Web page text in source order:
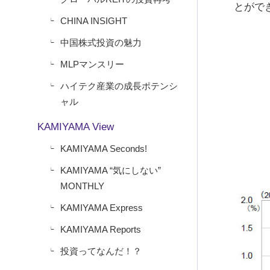
CHINA INSIGHT
中国株式投資の魅力
MLPマンスリー
ハイテク産業の成長ポテンシ
ャル
KAMIYAMA View
KAMIYAMA Seconds!
KAMIYAMA “気にしない”
MONTHLY
KAMIYAMA Express
KAMIYAMA Reports
投資ってなんだ！？
とがで